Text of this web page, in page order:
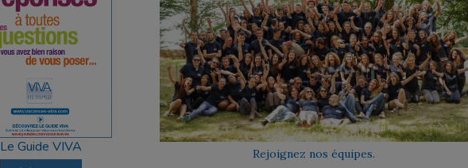
Le Guide VIVA Rejoignez nos équipes.